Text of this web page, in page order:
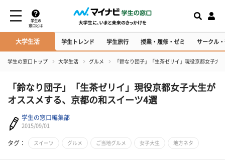
学生の
窓口とは
大学生活 学生トレンド 学生旅行 授業・履修・ゼミ サークル
学生の窓口トップ 大学生活 グルメ 「鈴なり団子」「生茶ゼリイ」現役京都女子大
「鈴なり団子」「生茶ゼリイ」現役京都女子大生が
オススメする、京都の和スイーツ4選
学生の窓口編集部
2015/09/01
タグ： スイーツ グルメ ご当地グルメ 女子大生 地方ネタ